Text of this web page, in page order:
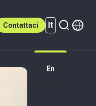
Contattaci It
It (active)
En